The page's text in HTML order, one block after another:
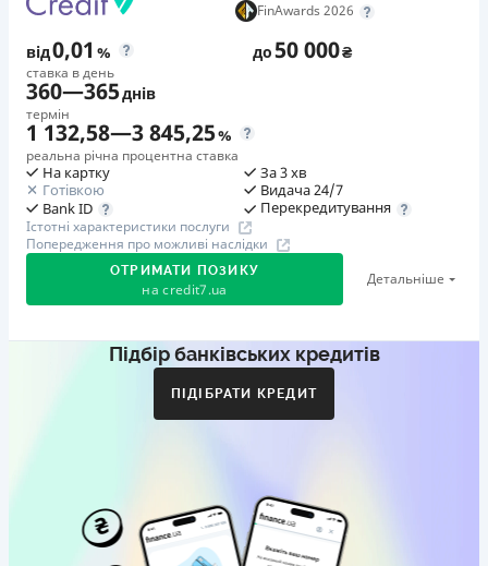
FinAwards 2026
від0,01 %
ставка в день
до50 000₴
360—365днів
термін
1 132,58—3 845,25%
реальна річна процентна ставка
На картку
Готівкою
Bank ID
За 3 хв
Видача 24/7
Перекредитування
Істотні характеристики послуги
Попередження про можливі наслідки
ОТРИМАТИ ПОЗИКУ
на credit7.ua
Детальніше
Акція: «Кешбек за друга»
Коли друг реєструється та отримує перший кредит
Бронзовий призер FinAwards 2026 «Найкраща програма
лояльності»
Підбір банківських кредитів
ПІДІБРАТИ КРЕДИТ